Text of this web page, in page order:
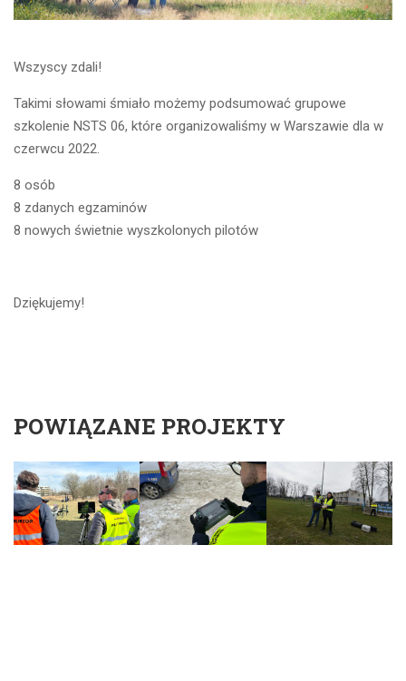
Wszyscy zdali!
Takimi słowami śmiało możemy podsumować grupowe
szkolenie NSTS 06, które organizowaliśmy w Warszawie dla w
czerwcu 2022.
8 osób
8 zdanych egzaminów
8 nowych świetnie wyszkolonych pilotów
Dziękujemy!
POWIĄZANE PROJEKTY